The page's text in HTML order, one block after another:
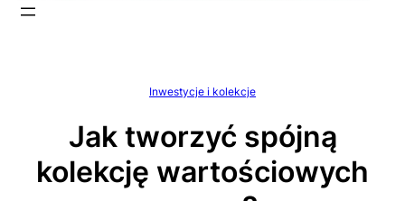
Inwestycje i kolekcje
Jak tworzyć spójną
kolekcję wartościowych